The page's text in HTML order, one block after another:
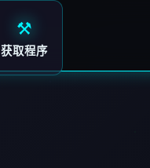
⚒️
获取程序